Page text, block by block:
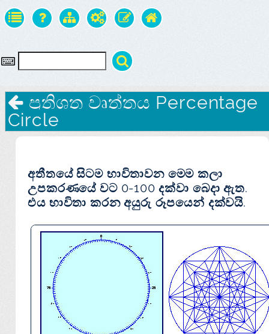
ප්‍රතිශත වෘත්තය Percentage
Circle
අතීතයේ සිටම භාවිතාවන මෙම කලා
උපකරණයේ වට 0-100 දක්වා බෙදා ඇත.
එය භාවිතා කරන අයුරු රූපයෙන් දක්වයි.